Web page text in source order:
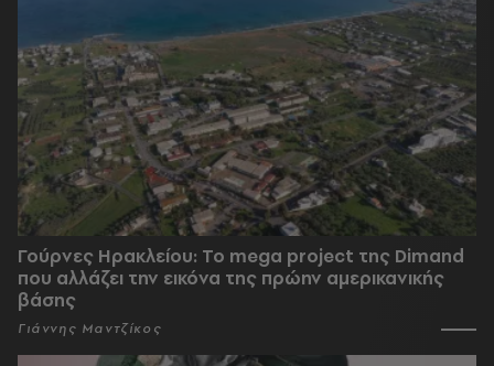
Γούρνες Ηρακλείου: To mega project της Dimand
που αλλάζει την εικόνα της πρώην αμερικανικής
βάσης
Γιάννης Μαντζίκος